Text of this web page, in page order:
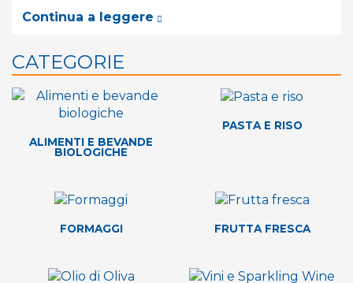
Continua a leggere
CATEGORIE
ALIMENTI E BEVANDE
BIOLOGICHE
PASTA E RISO
FORMAGGI FRUTTA FRESCA